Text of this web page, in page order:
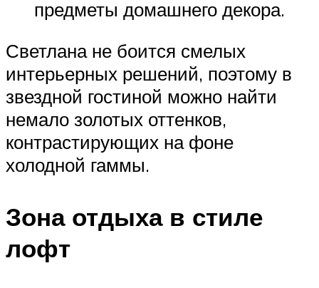
предметы домашнего декора.
Светлана не боится смелых
интерьерных решений, поэтому в
звездной гостиной можно найти
немало золотых оттенков,
контрастирующих на фоне
холодной гаммы.
Зона отдыха в стиле
лофт